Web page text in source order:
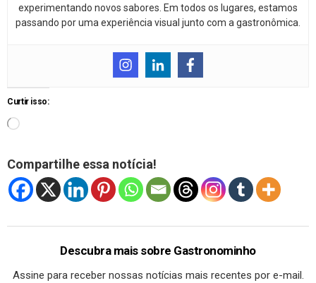
experimentando novos sabores. Em todos os lugares, estamos
passando por uma experiência visual junto com a gastronômica.
Curtir isso:
Compartilhe essa notícia!
Descubra mais sobre Gastronominho
Assine para receber nossas notícias mais recentes por e-mail.